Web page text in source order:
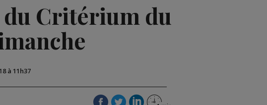
du Critérium du
à 11h37